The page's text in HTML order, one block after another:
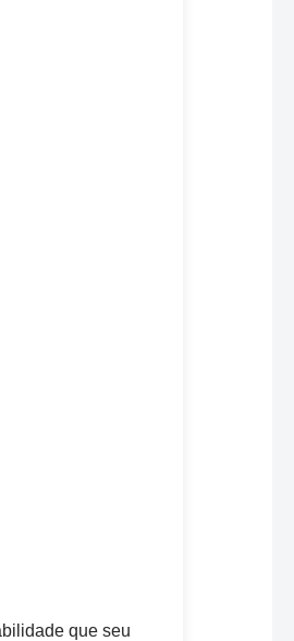
que seu